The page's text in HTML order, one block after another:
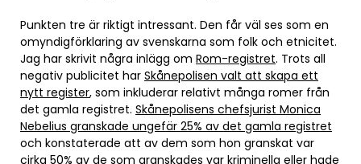
Punkten tre är riktigt intressant. Den får väl ses som en
omyndigförklaring av svenskarna som folk och etnicitet.
Jag har skrivit några inlägg om Rom-registret. Trots all
negativ publicitet har Skånepolisen valt att skapa ett
nytt register, som inkluderar relativt många romer från
det gamla registret. Skånepolisens chefsjurist Monica
Nebelius granskade ungefär 25% av det gamla registret
och konstaterade att av dem som hon granskat var
cirka 50% av de som granskades var kriminella eller hade